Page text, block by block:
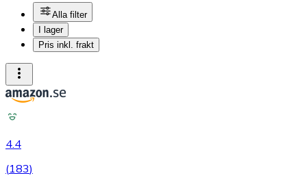
Alla filter
I lager
Pris inkl. frakt
4.4
(183)